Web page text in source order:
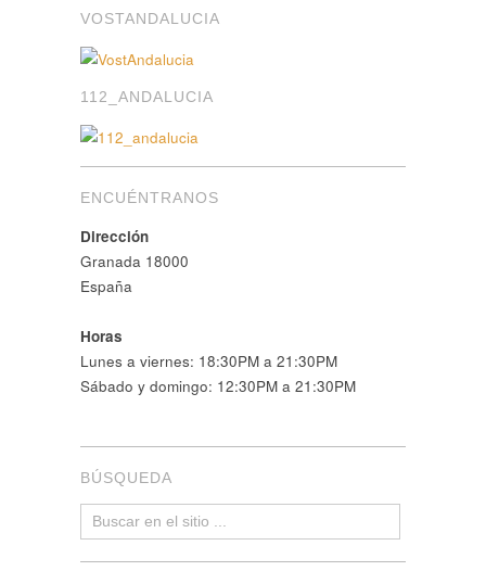
VOSTANDALUCIA
112_ANDALUCIA
ENCUÉNTRANOS
Dirección
Granada 18000
España
Horas
Lunes a viernes: 18:30PM a 21:30PM
Sábado y domingo: 12:30PM a 21:30PM
BÚSQUEDA